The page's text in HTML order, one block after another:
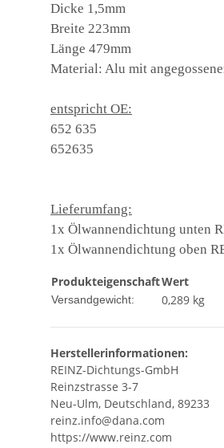
Dicke 1,5mm
Breite 223mm
Länge 479mm
Material: Alu mit
entspricht OE:
652 635
652635
Lieferumfang:
1x Ölwannendichtung unten
1x Ölwannendichtung oben
ProdukteigenschaftWert
Versandgewicht: 0,289 kg
Herstellerinformationen:
REINZ-Dichtungs-GmbH
Reinzstrasse 3-7
Neu-Ulm, Deutschland, 89233
reinz.info@dana.com
https://www.reinz.com